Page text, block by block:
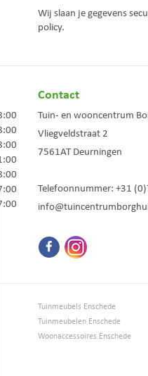
Wij slaan je gegevens
policy.
Contact
Tuin- en wooncentrum
Vliegveldstraat 2
7561AT Deurningen
Telefoonnummer: +31
Tuinmeubels Enschede
Tuinmeubelen Enschede
Woonaccessoires Enschede